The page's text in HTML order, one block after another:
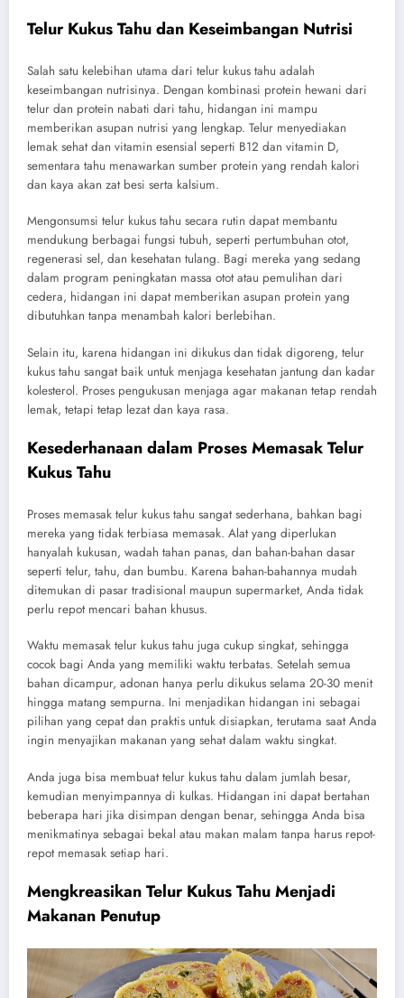
Telur Kukus Tahu dan Keseimbangan Nutrisi
Salah satu kelebihan utama dari telur kukus tahu adalah
keseimbangan nutrisinya. Dengan kombinasi protein hewani dari
telur dan protein nabati dari tahu, hidangan ini mampu
memberikan asupan nutrisi yang lengkap. Telur menyediakan
lemak sehat dan vitamin esensial seperti B12 dan vitamin D,
sementara tahu menawarkan sumber protein yang rendah kalori
dan kaya akan zat besi serta kalsium.
Mengonsumsi telur kukus tahu secara rutin dapat membantu
mendukung berbagai fungsi tubuh, seperti pertumbuhan otot,
regenerasi sel, dan kesehatan tulang. Bagi mereka yang sedang
dalam program peningkatan massa otot atau pemulihan dari
cedera, hidangan ini dapat memberikan asupan protein yang
dibutuhkan tanpa menambah kalori berlebihan.
Selain itu, karena hidangan ini dikukus dan tidak digoreng, telur
kukus tahu sangat baik untuk menjaga kesehatan jantung dan kadar
kolesterol. Proses pengukusan menjaga agar makanan tetap rendah
lemak, tetapi tetap lezat dan kaya rasa.
Kesederhanaan dalam Proses Memasak Telur
Kukus Tahu
Proses memasak telur kukus tahu sangat sederhana, bahkan bagi
mereka yang tidak terbiasa memasak. Alat yang diperlukan
hanyalah kukusan, wadah tahan panas, dan bahan-bahan dasar
seperti telur, tahu, dan bumbu. Karena bahan-bahannya mudah
ditemukan di pasar tradisional maupun supermarket, Anda tidak
perlu repot mencari bahan khusus.
Waktu memasak telur kukus tahu juga cukup singkat, sehingga
cocok bagi Anda yang memiliki waktu terbatas. Setelah semua
bahan dicampur, adonan hanya perlu dikukus selama 20-30 menit
hingga matang sempurna. Ini menjadikan hidangan ini sebagai
pilihan yang cepat dan praktis untuk disiapkan, terutama saat Anda
ingin menyajikan makanan yang sehat dalam waktu singkat.
Anda juga bisa membuat telur kukus tahu dalam jumlah besar,
kemudian menyimpannya di kulkas. Hidangan ini dapat bertahan
beberapa hari jika disimpan dengan benar, sehingga Anda bisa
menikmatinya sebagai bekal atau makan malam tanpa harus repot-
repot memasak setiap hari.
Mengkreasikan Telur Kukus Tahu Menjadi
Makanan Penutup